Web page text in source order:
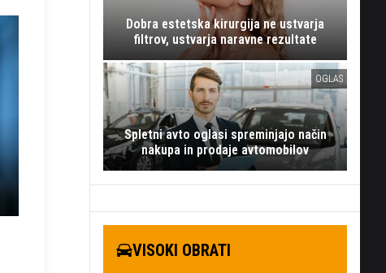
Dobra estetska kirurgija ne ustvarja
filtrov, ustvarja naravne rezultate
OGLAS
Spletni avto oglasi spreminjajo način
nakupa in prodaje avtomobilov
VISOKI OBRATI